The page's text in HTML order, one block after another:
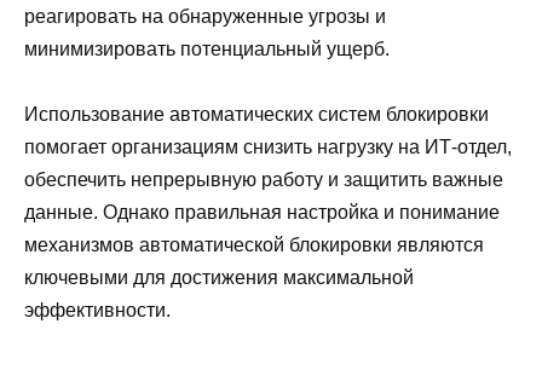
реагировать на обнаруженные угрозы и
минимизировать потенциальный ущерб.
Использование автоматических систем блокировки
помогает организациям снизить нагрузку на ИТ-отдел,
обеспечить непрерывную работу и защитить важные
данные. Однако правильная настройка и понимание
механизмов автоматической блокировки являются
ключевыми для достижения максимальной
эффективности.